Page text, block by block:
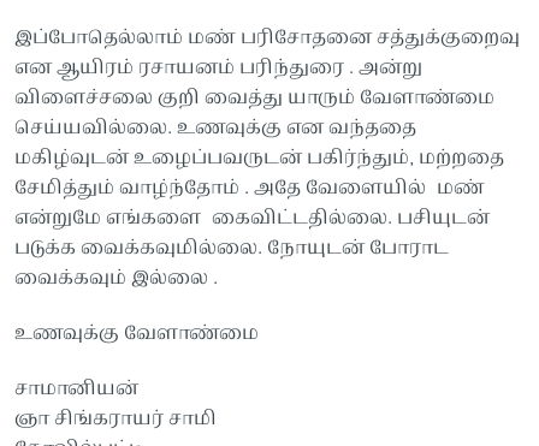
இப்போதெல்லாம் மண் பரிசோதனை சத்துக்குறைவு
என ஆயிரம் ரசாயனம் பரிந்துரை . அன்று
விளைச்சலை குறி வைத்து யாரும் வேளாண்மை
செய்யவில்லை. உணவுக்கு என வந்ததை
மகிழ்வுடன் உழைப்பவருடன் பகிர்ந்தும், மற்றதை
சேமித்தும் வாழ்ந்தோம் . அதே வேளையில் மண்
என்றுமே எங்களை கைவிட்டதில்லை. பசியுடன்
படுக்க வைக்கவுமில்லை. நோயுடன் போராட
வைக்கவும் இல்லை .
உணவுக்கு வேளாண்மை
சாமானியன்
ஞா சிங்கராயர் சாமி